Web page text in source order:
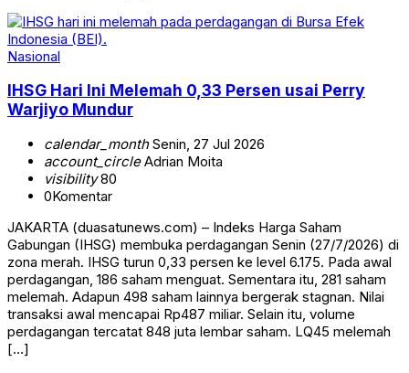
Nasional
IHSG Hari Ini Melemah 0,33 Persen usai Perry
Warjiyo Mundur
calendar_monthSenin, 27 Jul 2026
account_circleAdrian Moita
visibility80
0Komentar
JAKARTA (duasatunews.com) – Indeks Harga Saham
Gabungan (IHSG) membuka perdagangan Senin (27/7/2026) di
zona merah. IHSG turun 0,33 persen ke level 6.175. Pada awal
perdagangan, 186 saham menguat. Sementara itu, 281 saham
melemah. Adapun 498 saham lainnya bergerak stagnan. Nilai
transaksi awal mencapai Rp487 miliar. Selain itu, volume
perdagangan tercatat 848 juta lembar saham. LQ45 melemah
[…]